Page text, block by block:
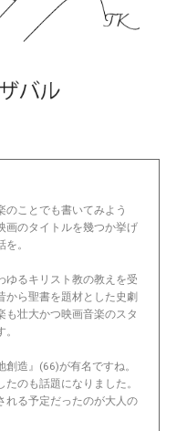
のことでも書いてみよう
画のタイトルを幾つか挙げ
。
ゆるキリスト教の教えを受
から聖書を題材とした史劇
も壮大かつ映画音楽のスタ
造』(66)が有名ですね。
のも話題になりました。
れる予定だったのが大人の